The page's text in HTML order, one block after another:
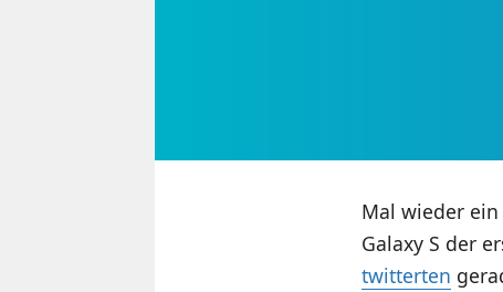
Mal wieder
Galaxy S der
twitterten